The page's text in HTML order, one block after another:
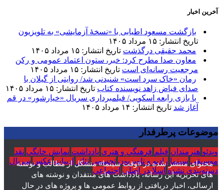
آخرین اخبار
بازگشت مسعود اطیابی با «نسخهٔ آزمایشی» به تلویزیون
تاریخ انتشار: ۱۵ مرداد ۱۴۰۵
محمد حقیقی درگذشت تاریخ انتشار: ۱۵ مرداد ۱۴۰۵
معاون صدا مطرح کرد: خبر، ستون اعتماد عمومی و رکن
مرجعیت رسانه‌ای است تاریخ انتشار: ۱۵ مرداد ۱۴۰۵
رمان «خاک سرد است» شنیدنی شد/ روایتی از گیلان با
صدای فیاض زاهد نویسنده کتاب تاریخ انتشار: ۱۵ مرداد ۱۴۰۵
با بازی رابعه اسکویی/ فیلمبرداری سریال «خیارشور» در قم
آغاز شد تاریخ انتشار: ۱۴ مرداد ۱۴۰۵
موضوعات پرطرفدار
ویدئو هنرمندان فیلم فرهنگی و هنری یادداشت نمایش خانگی نقد
موسیقی سینما رادیو و تلویزیون تجسمی تئاتر ادبیات عکس سریال
دسته‌بندی نشده اسلایدر اصلی اجتماعی
محتوای منتشر شده در «وقت سینما» متشکل از مطالب و نوشته
های تحریریه این رسانه، یادداشت های منتقدان و نوشته های
ارسالی، اخبار دریافتی از روابط عمومی ها و پروژه های در حال